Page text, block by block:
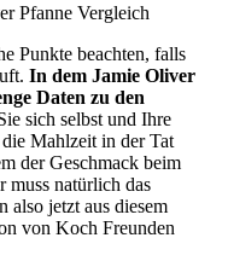
Pfanne Vergleich
Punkte beachten, falls
In dem Jamie Oliver
Daten zu den
sich selbst und Ihre
Mahlzeit in der Tat
der Geschmack beim
muss natürlich das
also jetzt aus diesem
von Koch Freunden